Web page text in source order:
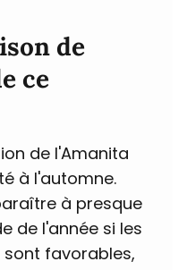
de
ce
de l'Amanita
à l'automne.
à presque
de l'année si les
favorables,